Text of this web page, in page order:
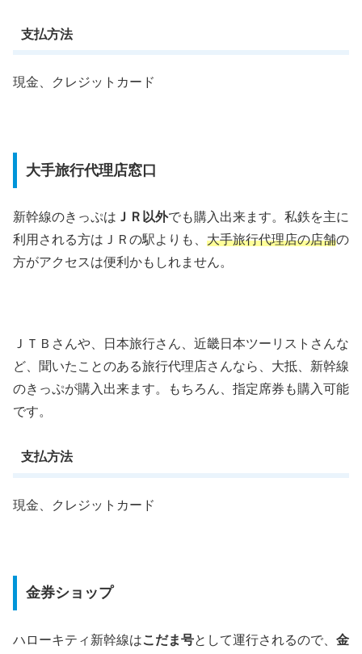
支払方法
現金、クレジットカード
大手旅行代理店窓口
新幹線のきっぷは ＪＲ以外でも購入出来ます。私鉄を主に
利用される方はＪＲの駅よりも、 大手旅行代理店の店舗の
方がアクセスは便利かもしれません。
ＪＴＢさんや、日本旅行さん、近畿日本ツーリストさんな
ど、聞いたことのある旅行代理店さんなら、大抵、新幹線
のきっぷが購入出来ます。もちろん、指定席券も購入可能
です。
支払方法
現金、クレジットカード
金券ショップ
ハローキティ新幹線はこだま号として運行されるので、 金